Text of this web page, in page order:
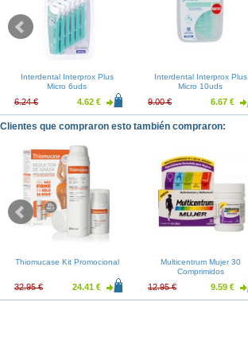
Interdental Interprox Plus
Micro 6uds
6.24 € 4.62 €
Interdental Interprox Plus
Micro 10uds
9.00 € 6.67 €
Clientes que compraron esto también compraron:
Thiomucase Kit Promocional
32.95 € 24.41 €
Multicentrum Mujer 30
Comprimidos
12.95 € 9.59 €